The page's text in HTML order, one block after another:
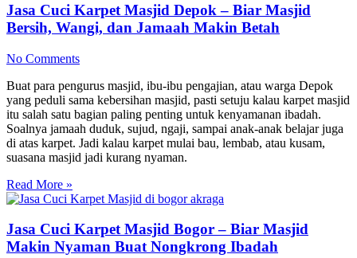
Jasa Cuci Karpet Masjid Depok – Biar Masjid
Bersih, Wangi, dan Jamaah Makin Betah
No Comments
Buat para pengurus masjid, ibu-ibu pengajian, atau warga Depok
yang peduli sama kebersihan masjid, pasti setuju kalau karpet masjid
itu salah satu bagian paling penting untuk kenyamanan ibadah.
Soalnya jamaah duduk, sujud, ngaji, sampai anak-anak belajar juga
di atas karpet. Jadi kalau karpet mulai bau, lembab, atau kusam,
suasana masjid jadi kurang nyaman.
Read More »
Jasa Cuci Karpet Masjid Bogor – Biar Masjid
Makin Nyaman Buat Nongkrong Ibadah